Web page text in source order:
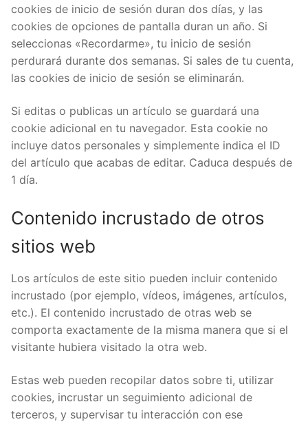
cookies de inicio de sesión duran dos días, y las
cookies de opciones de pantalla duran un año. Si
seleccionas «Recordarme», tu inicio de sesión
perdurará durante dos semanas. Si sales de tu cuenta,
las cookies de inicio de sesión se eliminarán.
Si editas o publicas un artículo se guardará una
cookie adicional en tu navegador. Esta cookie no
incluye datos personales y simplemente indica el ID
del artículo que acabas de editar. Caduca después de
1 día.
Contenido incrustado de otros
sitios web
Los artículos de este sitio pueden incluir contenido
incrustado (por ejemplo, vídeos, imágenes, artículos,
etc.). El contenido incrustado de otras web se
comporta exactamente de la misma manera que si el
visitante hubiera visitado la otra web.
Estas web pueden recopilar datos sobre ti, utilizar
cookies, incrustar un seguimiento adicional de
terceros, y supervisar tu interacción con ese